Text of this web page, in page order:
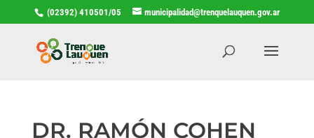
(02392) 410501/05 municipalidad@trenquelauquen.gov.ar
DR. RAMÓN COHEN